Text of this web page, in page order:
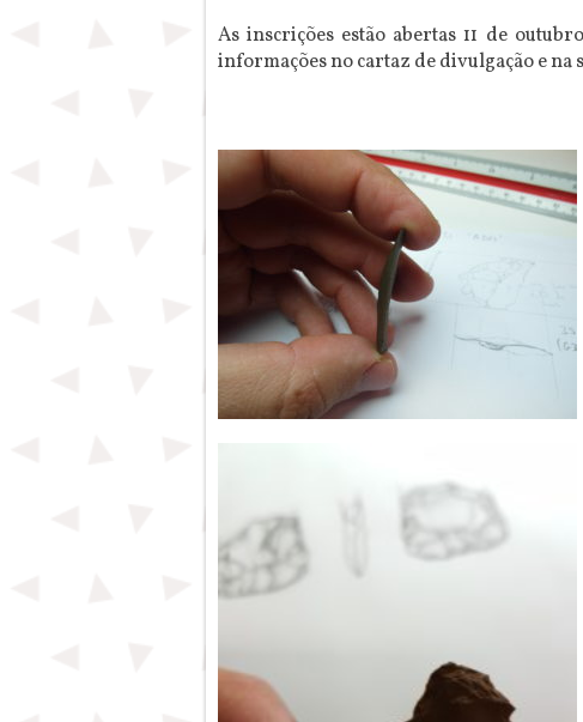
As inscrições estão abertas 11 de
informações no cartaz de divulgação e